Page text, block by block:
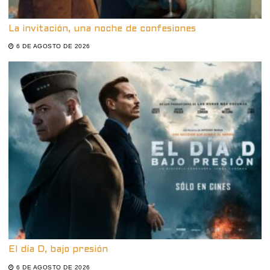
La invitación, una noche de confesiones
6 DE AGOSTO DE 2026
El día D, bajo presión
6 DE AGOSTO DE 2026